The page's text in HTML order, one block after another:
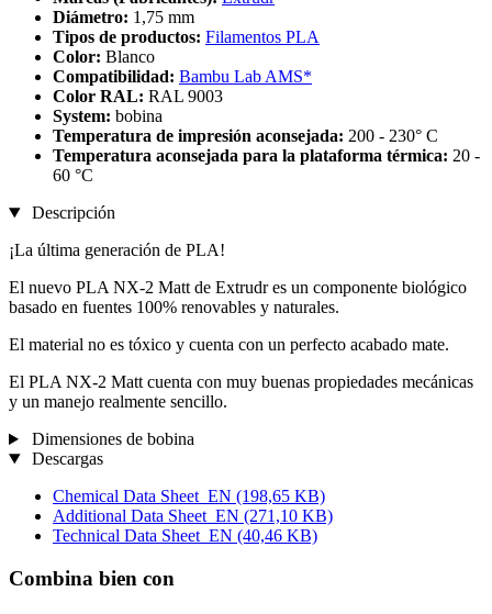
Diámetro: 1,75 mm
Tipos de productos: Filamentos PLA
Color: Blanco
Compatibilidad: Bambu Lab AMS*
Color RAL: RAL 9003
System: bobina
Temperatura de impresión aconsejada: 200 - 230° C
Temperatura aconsejada para la plataforma térmica: 20 -
60 °C
Descripción
¡La última generación de PLA!
El nuevo PLA NX-2 Matt de Extrudr es un componente biológico
basado en fuentes 100% renovables y naturales.
El material no es tóxico y cuenta con un perfecto acabado mate.
El PLA NX-2 Matt cuenta con muy buenas propiedades mecánicas
y un manejo realmente sencillo.
Dimensiones de bobina
Descargas
Chemical Data Sheet_EN (198,65 KB)
Additional Data Sheet_EN (271,10 KB)
Technical Data Sheet_EN (40,46 KB)
Combina bien con